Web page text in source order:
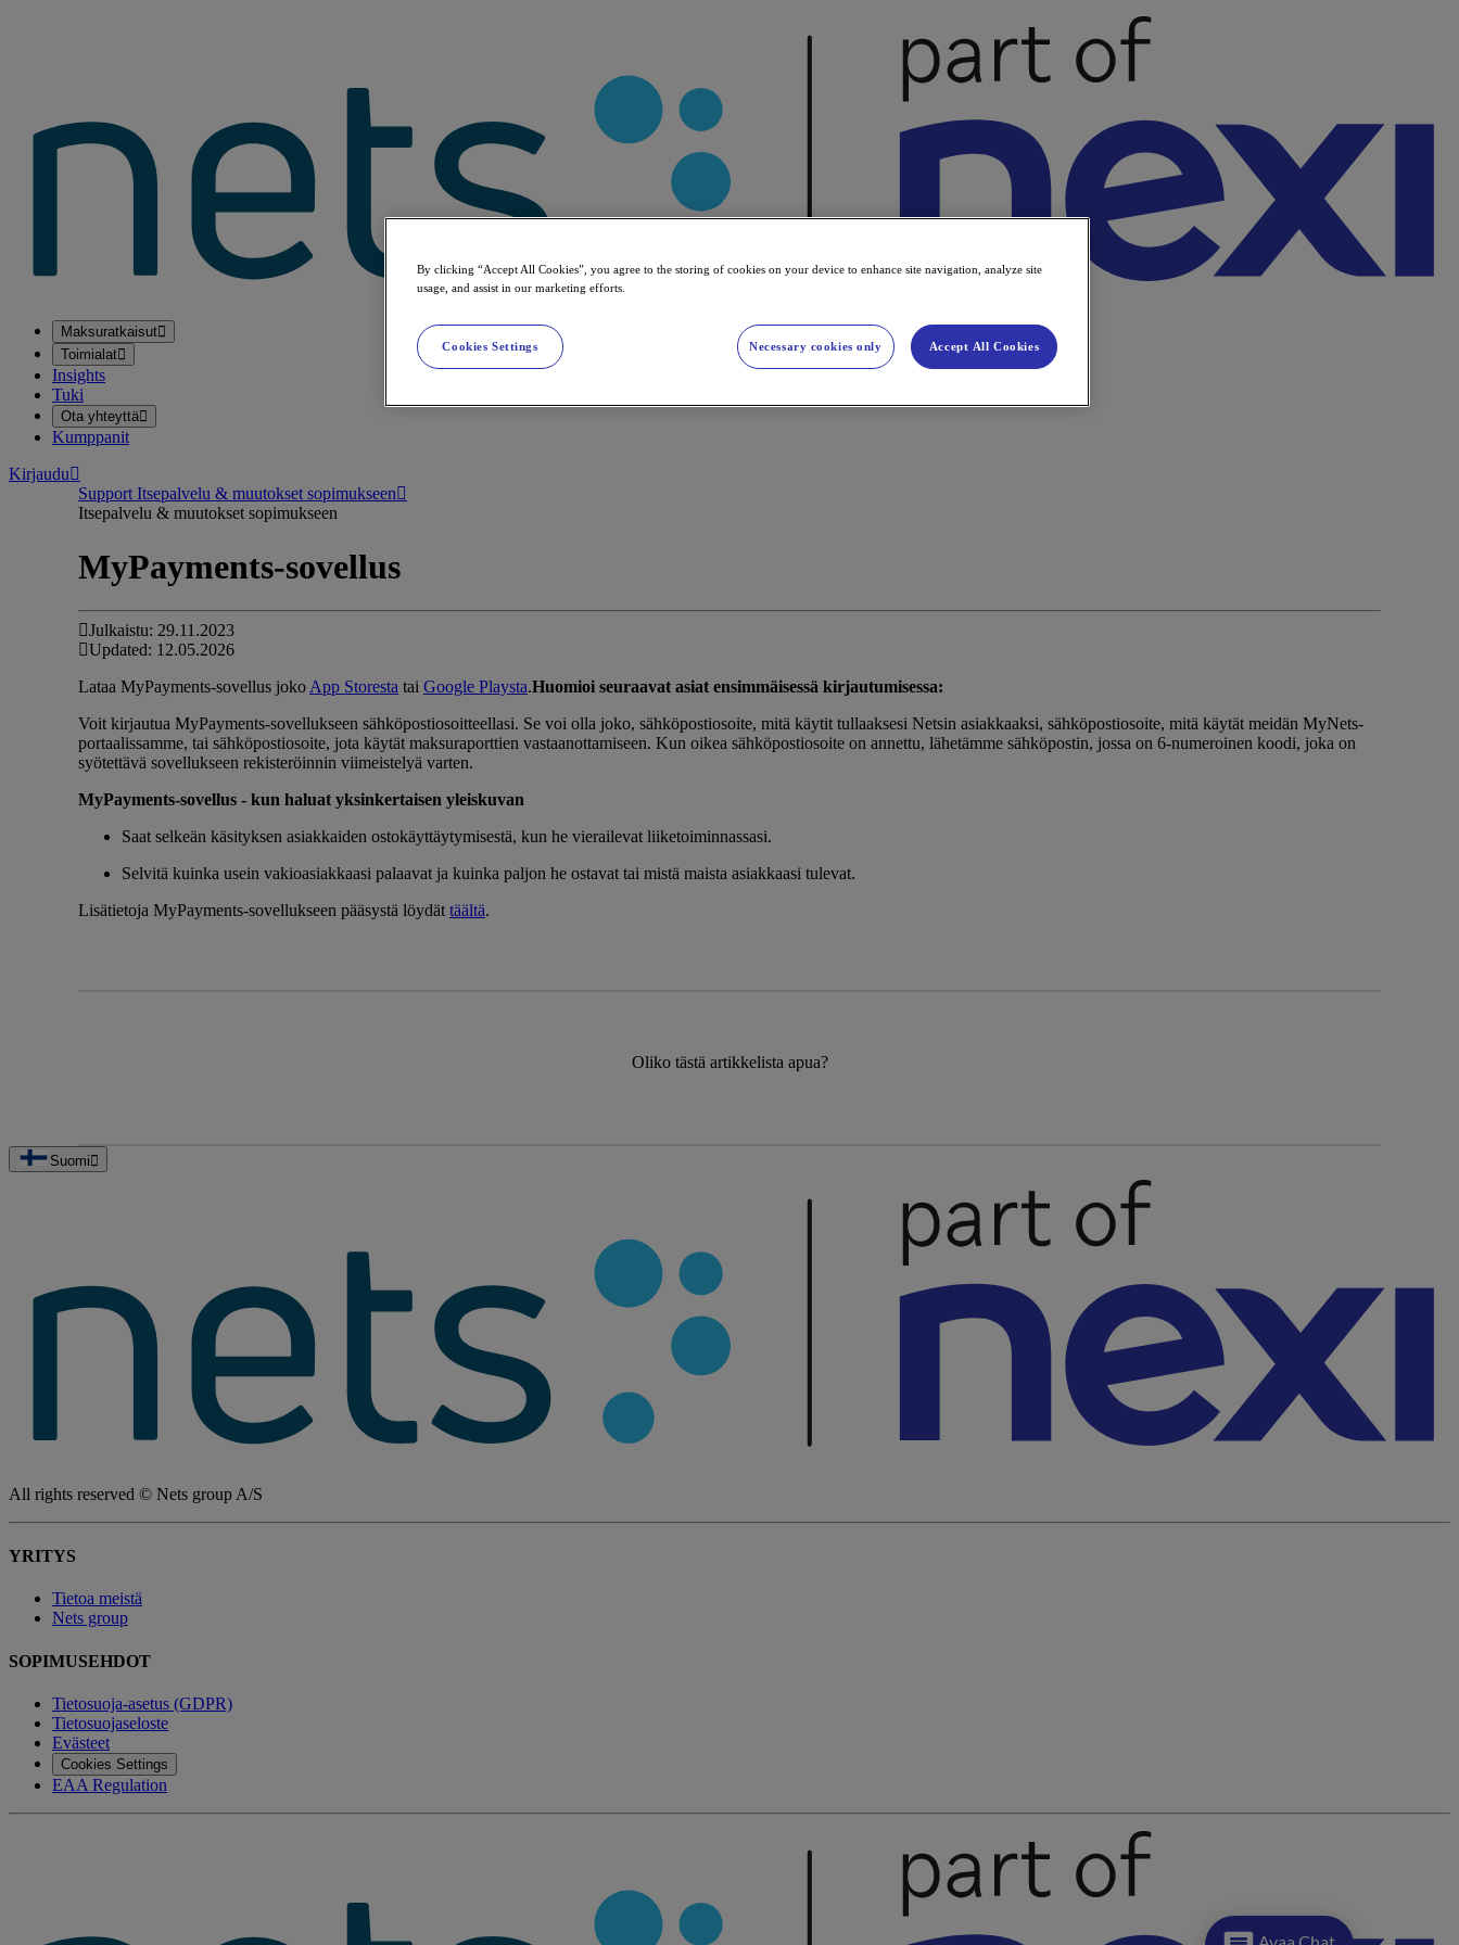
Maksuratkaisut
Toimialat
Insights
Tuki
Ota yhteyttä
Kumppanit
Kirjaudu
Support Itsepalvelu & muutokset sopimukseen
Itsepalvelu & muutokset sopimukseen
MyPayments-sovellus
Julkaistu: 29.11.2023
Updated: 12.05.2026
Lataa MyPayments-sovellus joko App Storesta tai Google Playsta.Huomioi seuraavat asiat ensimmäisessä kirjautumisessa:
Voit kirjautua MyPayments-sovellukseen sähköpostiosoitteellasi. Se voi olla joko, sähköpostiosoite, mitä käytit tullaaksesi Netsin asiakkaaksi, sähköpostiosoite, mitä käytät meidän MyNets-
portaalissamme, tai sähköpostiosoite, jota käytät maksuraporttien vastaanottamiseen. Kun oikea sähköpostiosoite on annettu, lähetämme sähköpostin, jossa on 6-numeroinen koodi, joka on
syötettävä sovellukseen rekisteröinnin viimeistelyä varten.
MyPayments-sovellus - kun haluat yksinkertaisen yleiskuvan
Saat selkeän käsityksen asiakkaiden ostokäyttäytymisestä, kun he vierailevat liiketoiminnassasi.
Selvitä kuinka usein vakioasiakkaasi palaavat ja kuinka paljon he ostavat tai mistä maista asiakkaasi tulevat.
Lisätietoja MyPayments-sovellukseen pääsystä löydät täältä.
Oliko tästä artikkelista apua?
Suomi
All rights reserved © Nets group A/S
YRITYS
Tietoa meistä
Nets group
SOPIMUSEHDOT
Tietosuoja-asetus (GDPR)
Tietosuojaseloste
Evästeet
Cookies Settings
EAA Regulation
By clicking “Accept All Cookies”, you agree to the storing of cookies on your device to enhance site navigation, analyze site
usage, and assist in our marketing efforts.
Cookies Settings Necessary cookies only Accept All Cookies